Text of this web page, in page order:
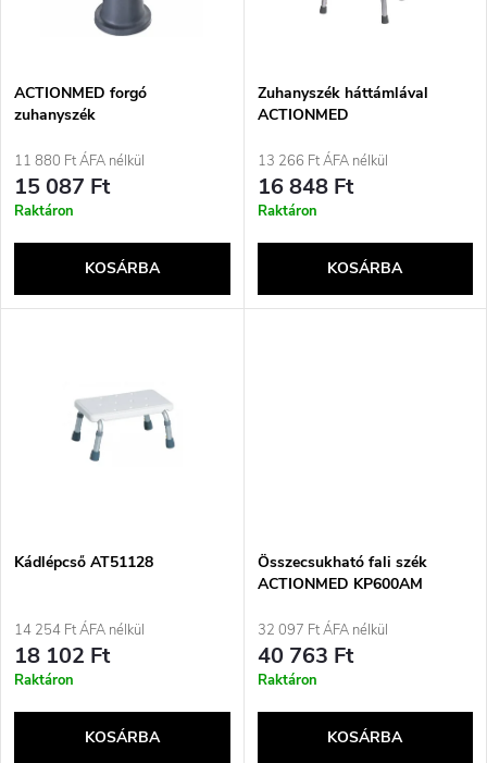
e
k
r
n
é
e
é
k
e
k
l
j
a
ACTIONMED forgó
zuhanyszék
11 880 Ft ÁFA nélkül
15 087 Ft
Raktáron
KOSÁRBA
Zuhanyszék háttámlával
ACTIONMED
13 266 Ft ÁFA nélkül
16 848 Ft
Raktáron
KOSÁRBA
Kádlépcső AT51128
14 254 Ft ÁFA nélkül
18 102 Ft
Raktáron
KOSÁRBA
Összecsukható fali szék
ACTIONMED KP600AM
32 097 Ft ÁFA nélkül
40 763 Ft
Raktáron
KOSÁRBA